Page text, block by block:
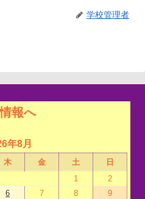
学校管理者
報へ
年8月
木 金 土
日
1
2
6 7 8
9